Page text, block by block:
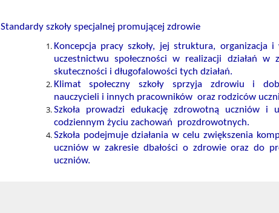
Standardy szkoły specjalnej promującej zdrowie
Koncepcja pracy szkoły, jej struktura, organizacja
uczestnictwu społeczności w realizacji działań
skuteczności i długofalowości tych działań.
Klimat społeczny szkoły sprzyja zdrowiu i
nauczycieli i innych pracowników oraz rodziców
Szkoła prowadzi edukację zdrowotną uczniów i
codziennym życiu zachowań prozdrowotnych.
Szkoła podejmuje działania w celu zwiększenia
uczniów w zakresie dbałości o zdrowie oraz do
uczniów.